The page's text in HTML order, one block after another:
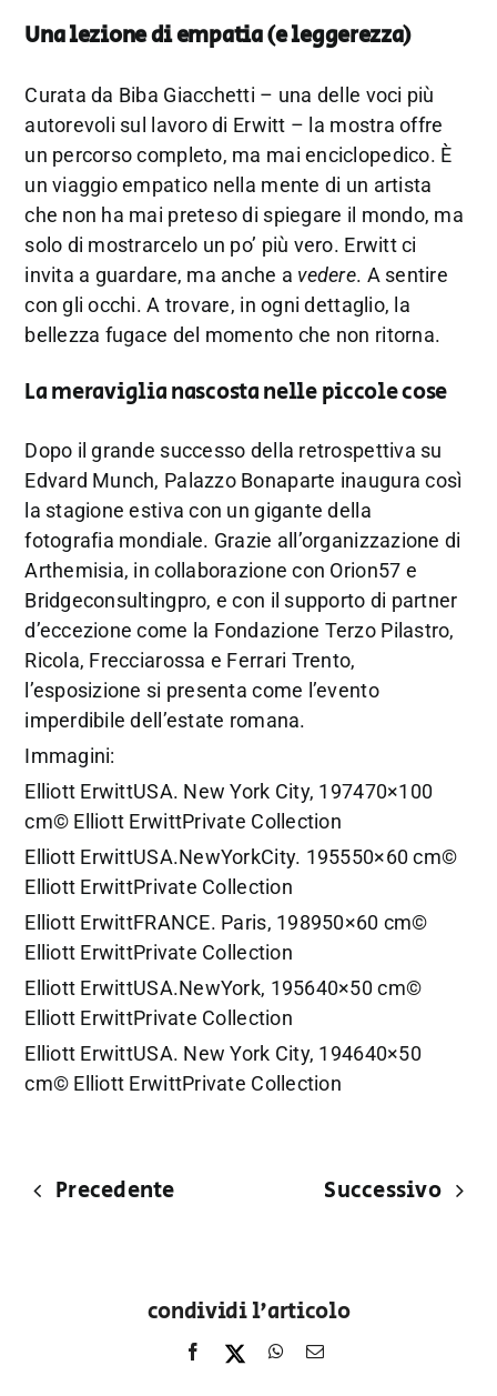
Una lezione di empatia (e leggerezza)
Curata da Biba Giacchetti – una delle voci più
autorevoli sul lavoro di Erwitt – la mostra offre
un percorso completo, ma mai enciclopedico. È
un viaggio empatico nella mente di un artista
che non ha mai preteso di spiegare il mondo, ma
solo di mostrarcelo un po’ più vero. Erwitt ci
invita a guardare, ma anche a vedere. A sentire
con gli occhi. A trovare, in ogni dettaglio, la
bellezza fugace del momento che non ritorna.
La meraviglia nascosta nelle piccole cose
Dopo il grande successo della retrospettiva su
Edvard Munch, Palazzo Bonaparte inaugura così
la stagione estiva con un gigante della
fotografia mondiale. Grazie all’organizzazione di
Arthemisia, in collaborazione con Orion57 e
Bridgeconsultingpro, e con il supporto di partner
d’eccezione come la Fondazione Terzo Pilastro,
Ricola, Frecciarossa e Ferrari Trento,
l’esposizione si presenta come l’evento
imperdibile dell’estate romana.
Immagini:
Elliott ErwittUSA. New York City, 197470×100
cm© Elliott ErwittPrivate Collection
Elliott ErwittUSA.NewYorkCity. 195550×60 cm©
Elliott ErwittPrivate Collection
Elliott ErwittFRANCE. Paris, 198950×60 cm©
Elliott ErwittPrivate Collection
Elliott ErwittUSA.NewYork, 195640×50 cm©
Elliott ErwittPrivate Collection
Elliott ErwittUSA. New York City, 194640×50
cm© Elliott ErwittPrivate Collection
Precedente Successivo
condividi l'articolo